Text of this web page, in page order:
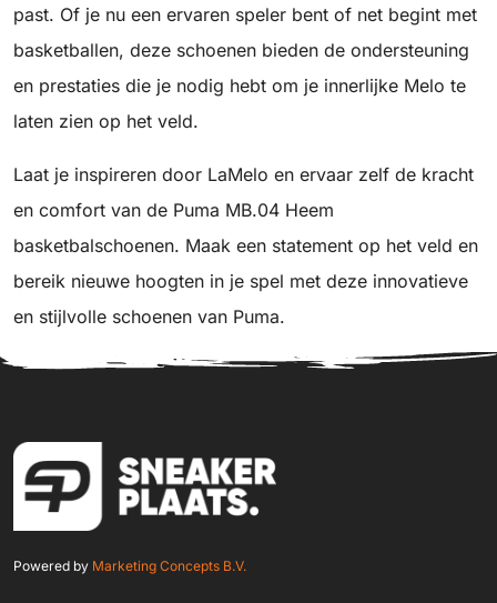
past. Of je nu een ervaren speler bent of net begint met
basketballen, deze schoenen bieden de ondersteuning
en prestaties die je nodig hebt om je innerlijke Melo te
laten zien op het veld.
Laat je inspireren door LaMelo en ervaar zelf de kracht
en comfort van de Puma MB.04 Heem
basketbalschoenen. Maak een statement op het veld en
bereik nieuwe hoogten in je spel met deze innovatieve
en stijlvolle schoenen van Puma.
Powered by Marketing Concepts B.V.